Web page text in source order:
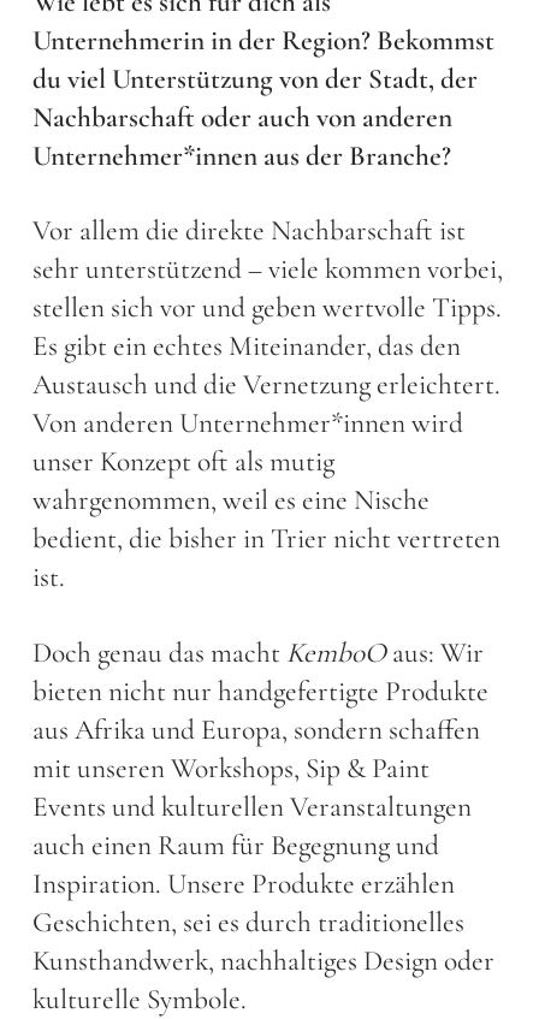
Unternehmerin in der Region? Bekommst
du viel Unterstützung von der Stadt, der
Nachbarschaft oder auch von anderen
Unternehmer*innen aus der Branche?
Vor allem die direkte Nachbarschaft ist
sehr unterstützend – viele kommen vorbei,
stellen sich vor und geben wertvolle Tipps.
Es gibt ein echtes Miteinander, das den
Austausch und die Vernetzung erleichtert.
Von anderen Unternehmer*innen wird
unser Konzept oft als mutig
wahrgenommen, weil es eine Nische
bedient, die bisher in Trier nicht vertreten
ist.
Doch genau das macht KemboOaus: Wir
bieten nicht nur handgefertigte Produkte
aus Afrika und Europa, sondern schaffen
mit unseren Workshops, Sip & Paint
Events und kulturellen Veranstaltungen
auch einen Raum für Begegnung und
Inspiration. Unsere Produkte erzählen
Geschichten, sei es durch traditionelles
Kunsthandwerk, nachhaltiges Design oder
kulturelle Symbole.